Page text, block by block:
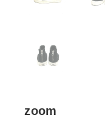
zoom